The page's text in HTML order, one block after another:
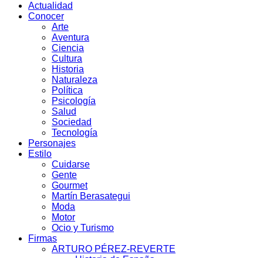
Actualidad
Conocer
Arte
Aventura
Ciencia
Cultura
Historia
Naturaleza
Política
Psicología
Salud
Sociedad
Tecnología
Personajes
Estilo
Cuidarse
Gente
Gourmet
Martín Berasategui
Moda
Motor
Ocio y Turismo
Firmas
ARTURO PÉREZ-REVERTE